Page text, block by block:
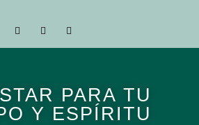
PARA TU
Y ESPÍRITU